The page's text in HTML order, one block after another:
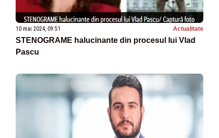
10 mai 2024, 09:51 Actualitate
STENOGRAME halucinante din procesul lui Vlad
Pascu